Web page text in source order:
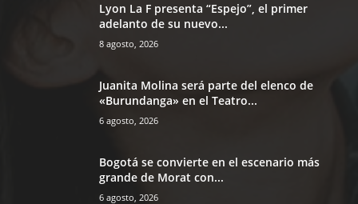
Lyon La F presenta “Espejo”, el primer
adelanto de su nuevo...
8 agosto, 2026
Juanita Molina será parte del elenco de
«Burundanga» en el Teatro...
6 agosto, 2026
Bogotá se convierte en el escenario más
grande de Morat con...
6 agosto, 2026